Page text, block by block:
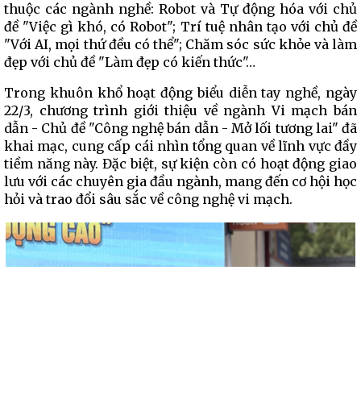
thuộc các ngành nghề: Robot và Tự động hóa với chủ
đề "Việc gì khó, có Robot"; Trí tuệ nhân tạo với chủ đề
"Với AI, mọi thứ đều có thể"; Chăm sóc sức khỏe và làm
đẹp với chủ đề "Làm đẹp có kiến thức"…
Trong khuôn khổ hoạt động biểu diễn tay nghề, ngày
22/3, chương trình giới thiệu về ngành Vi mạch bán
dẫn - Chủ đề "Công nghệ bán dẫn - Mở lối tương lai" đã
khai mạc, cung cấp cái nhìn tổng quan về lĩnh vực đầy
tiềm năng này. Đặc biệt, sự kiện còn có hoạt động giao
lưu với các chuyên gia đầu ngành, mang đến cơ hội học
hỏi và trao đổi sâu sắc về công nghệ vi mạch.